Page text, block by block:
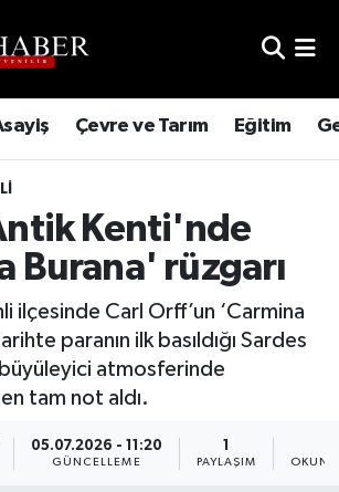
Çevre ve Tarım Eğitim
Kenti'nde
Burana' rüzgarı
ilçesinde Carl Orff’un ‘Carmina
paranın ilk basıldığı Sardes
atmosferinde
tam not aldı.
05.07.2026 - 11:20
GÜNCELLEME
1
PAYLAŞIM
Durumu ve Fikstür
Haberleri